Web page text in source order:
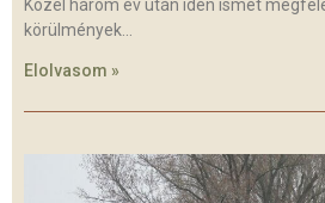
Közel három év után idén ismét
körülmények
Elolvasom »